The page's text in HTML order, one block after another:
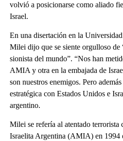
volvió a posicionarse como aliado
Israel.
En una disertación en la
Milei dijo que se siente orgulloso de
sionista del mundo”. “Nos han
AMIA y otra en la embajada de
son nuestros enemigos. Pero
estratégica con Estados Unidos e
argentino.
Milei se refería al atentado
Israelita Argentina (AMIA) en 1994